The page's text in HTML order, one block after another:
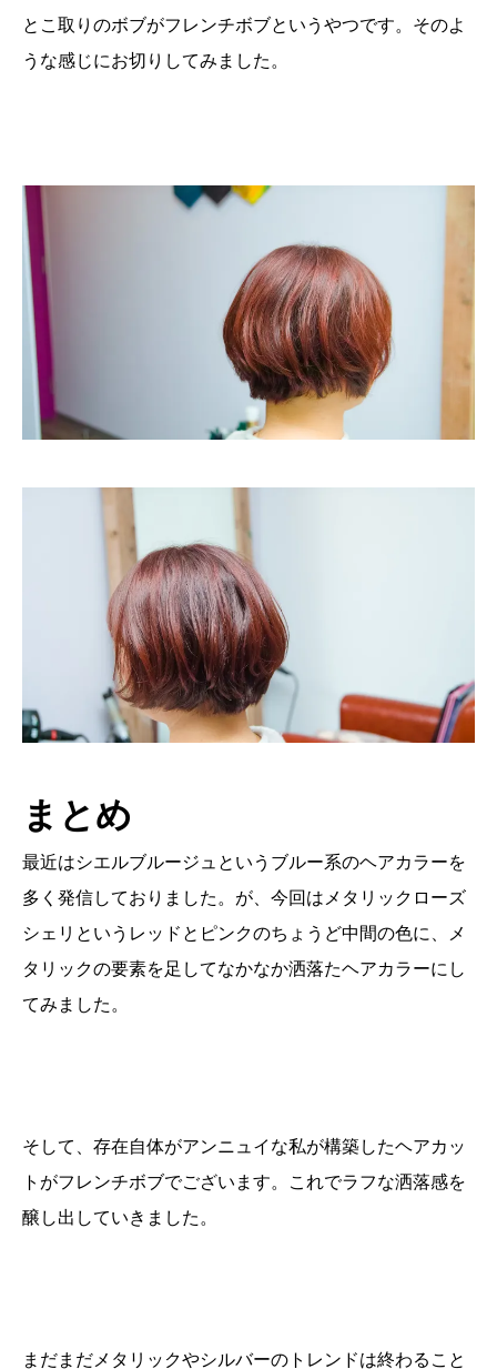
とこ取りのボブがフレンチボブというやつです。そのよ
うな感じにお切りしてみました。
まとめ
最近はシエルブルージュというブルー系のヘアカラーを
多く発信しておりました。が、今回はメタリックローズ
シェリというレッドとピンクのちょうど中間の色に、メ
タリックの要素を足してなかなか洒落たヘアカラーにし
てみました。
そして、存在自体がアンニュイな私が構築したヘアカッ
トがフレンチボブでございます。これでラフな洒落感を
醸し出していきました。
まだまだメタリックやシルバーのトレンドは終わること